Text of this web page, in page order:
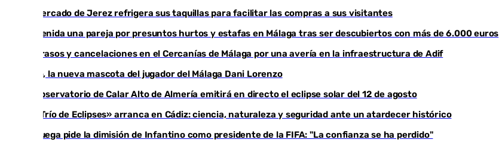
El mercado de Jerez refrigera sus taquillas para facilitar las compras a sus visitantes
Detenida una pareja por presuntos hurtos y estafas en Málaga tras ser descubiertos con más de 6.000 euros
Retrasos y cancelaciones en el Cercanías de Málaga por una avería en la infraestructura de Adif
Isco, la nueva mascota del jugador del Málaga Dani Lorenzo
El observatorio de Calar Alto de Almería emitirá en directo el eclipse solar del 12 de agosto
El «Trío de Eclipses» arranca en Cádiz: ciencia, naturaleza y seguridad ante un atardecer histórico
Noruega pide la dimisión de Infantino como presidente de la FIFA: "La confianza se ha perdido"